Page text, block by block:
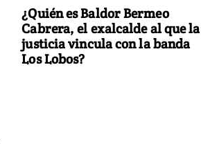
¿Quién es Baldor Bermeo
Cabrera, el exalcalde al que la
justicia vincula con la banda
Los Lobos?